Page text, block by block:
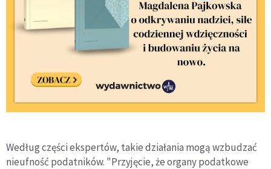
Według części ekspertów, takie działania mogą wzbudzać
nieufność podatników. "Przyjęcie, że organy podatkowe